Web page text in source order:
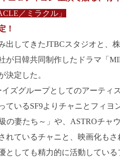
／ミラクル」
！
出してきたJTBCスタジオと、
が日韓共同制作したドラマ「
決定した。
ズグループとしてのアーティ
ているSF9よりチャニとフィヨ
の妻たち～」や、ASTROチャ
れているチャニと、映画化も
としても精力的に活動してい